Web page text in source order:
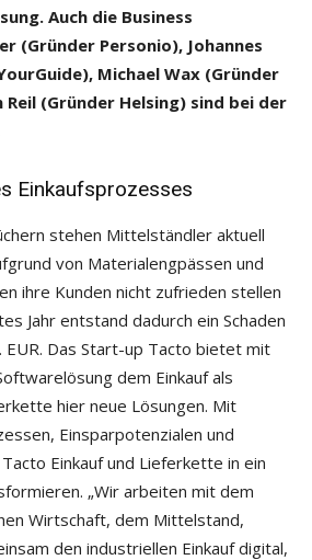
Auch die Business
(Gründer Personio), Johannes
Michael Wax (Gründer
(Gründer Helsing) sind bei der
Einkaufsprozesses
stehen Mittelständler aktuell
von Materialengpässen und
ihre Kunden nicht zufrieden stellen
Jahr entstand dadurch ein Schaden
EUR. Das Start-up Tacto bietet mit
dem Einkauf als
hier neue Lösungen. Mit
Einsparpotenzialen und
Einkauf und Lieferkette in ein
„Wir arbeiten mit dem
Wirtschaft, dem Mittelstand,
den industriellen Einkauf digital,